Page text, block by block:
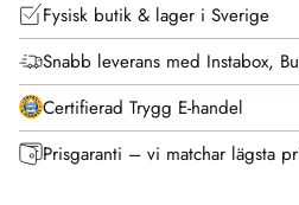
Fysisk butik & lager i Sverige
Snabb leverans med Instabox,
Certifierad Trygg E-handel
Prisgaranti – vi matchar lägsta